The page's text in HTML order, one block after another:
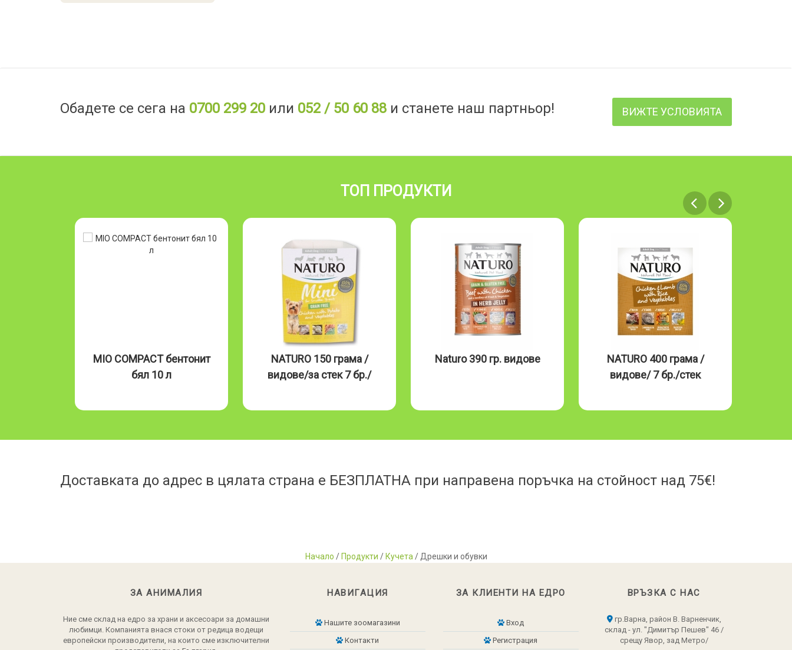
Обадете се сега на 0700 299 20или 052 / 50 60 88и станете наш партньор! ВИЖТЕ УСЛОВИЯТА
ТОП ПРОДУКТИ
MIO COMPACT бентонит
бял 10 л
NATURO 150 грама /
видове/за стек 7 бр./
Naturo 390 гр. видове
NATURO 400 грама /
видове/ 7 бр./стек
Доставката до адрес в цялата страна е БЕЗПЛАТНА при направена поръчка на стойност над 75€!
Начало / Продукти / Кучета / Дрешки и обувки
ЗА АНИМАЛИЯ
Ние сме склад на едро за храни и аксесоари за домашни
любимци. Компанията внася стоки от редица водещи
европейски производители, на които сме изключителни
НАВИГАЦИЯ
Нашите зоомагазини
Контакти
ЗА КЛИЕНТИ НА ЕДРО
Вход
Регистрация
ВРЪЗКА С НАС
гр.Варна, район В. Варненчик,
склад - ул. "Димитър Пешев" 46 /
срещу Явор, зад Метро/